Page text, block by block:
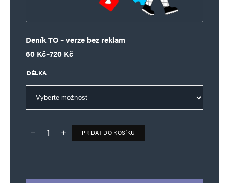
Deník TO – verze bez reklam
60 Kč–720 Kč
Rozpětí cen: 60 Kč až 720 Kč
DÉLKA
Deník TO – verze bez reklam množství
PŘIDAT DO KOŠÍKU